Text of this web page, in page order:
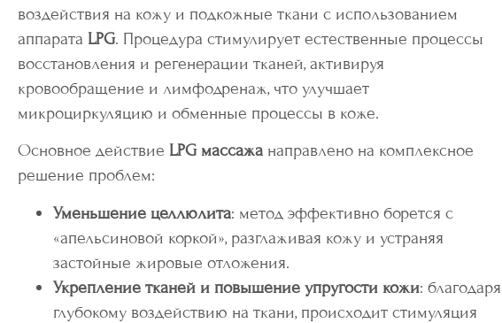
воздействия на кожу и подкожные ткани с использованием
аппарата LPG. Процедура стимулирует естественные процессы
восстановления и регенерации тканей, активируя
кровообращение и лимфодренаж, что улучшает
микроциркуляцию и обменные процессы в коже.
Основное действие LPG массажа направлено на комплексное
решение проблем:
Уменьшение целлюлита: метод эффективно борется с
«апельсиновой коркой», разглаживая кожу и устраняя
застойные жировые отложения.
Укрепление тканей и повышение упругости кожи: благодаря
глубокому воздействию на ткани, происходит стимуляция